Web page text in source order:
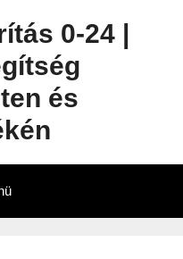
0-24 |
és